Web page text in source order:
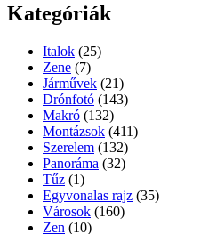
Kategóriák
Italok (25)
Zene (7)
Járművek (21)
Drónfotó (143)
Makró (132)
Montázsok (411)
Szerelem (132)
Panoráma (32)
Tűz (1)
Egyvonalas rajz (35)
Városok (160)
Zen (10)